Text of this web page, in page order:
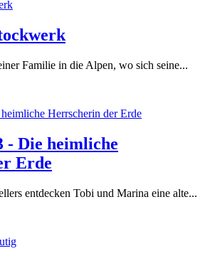
Familie in die Alpen, wo sich seine...
- Die heimliche
Erde
entdecken Tobi und Marina eine alte...